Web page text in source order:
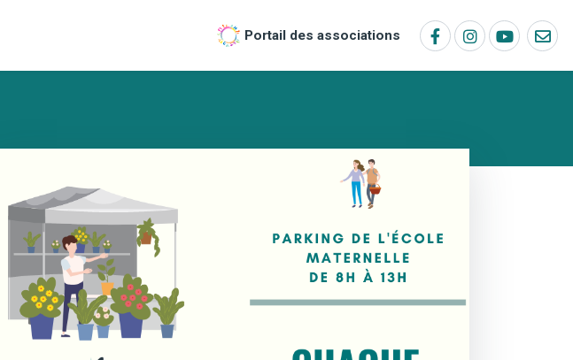
Portail des associations